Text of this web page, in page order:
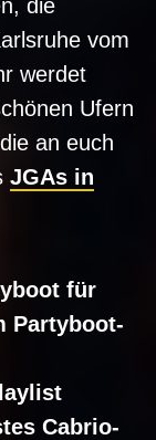
die
vom
werdet
Ufern
an euch
JGAs in
für
Partyboot-
Cabrio-